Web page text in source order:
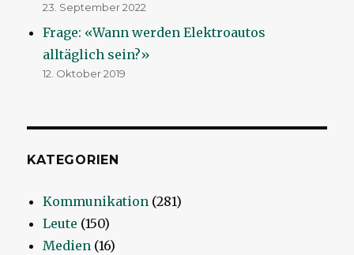
23. September 2022
Frage: «Wann werden Elektroautos
alltäglich sein?»
12. Oktober 2019
KATEGORIEN
Kommunikation (281)
Leute (150)
Medien (16)